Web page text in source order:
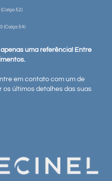
52)
(Calça 54)
uma referência! Entre
em contato com um de
os últimos detalhes das suas